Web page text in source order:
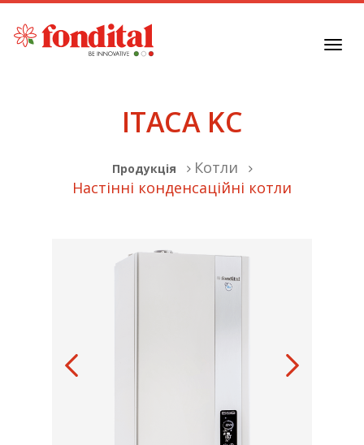
ITACA KC
Продукція
Котли
Настінні конденсаційні котли